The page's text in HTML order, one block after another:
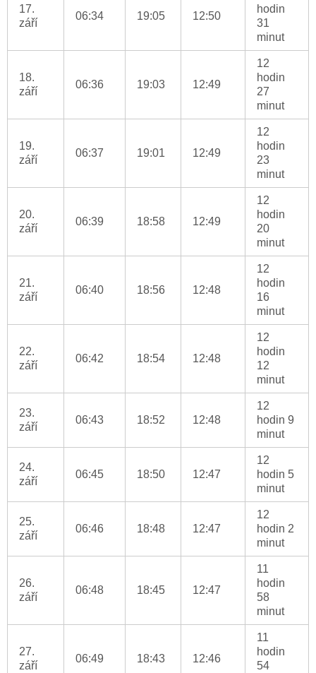
17.
září
06:34 19:05 12:50
hodin
31
minut
18.
září
06:36 19:03 12:49
12
hodin
27
minut
19.
září
06:37 19:01 12:49
12
hodin
23
minut
20.
září
06:39 18:58 12:49
12
hodin
20
minut
21.
září
06:40 18:56 12:48
12
hodin
16
minut
22.
září
06:42 18:54 12:48
12
hodin
12
minut
23.
září
06:43 18:52 12:48
12
hodin 9
minut
24.
září
06:45 18:50 12:47
12
hodin 5
minut
25.
září
06:46 18:48 12:47
12
hodin 2
minut
26.
září
06:48 18:45 12:47
11
hodin
58
minut
27.
září
06:49 18:43 12:46
11
hodin
54